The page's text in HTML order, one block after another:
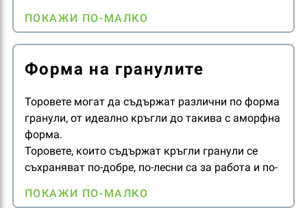
почвата, но е директно достъпен за растенията.
в) Амиден (CH4N2O): Трябва да се превърне в
да стане достъпен за растенията.
NH3.
ПОКАЖИ ПО-МАЛКО
Форма на гранулите
Торовете могат да съдържат различни по форма
гранули, от идеално кръгли до такива с аморфна
форма.
Торовете, които съдържат кръгли гранули се
съхраняват по-добре, по-лесни са за работа и по-
транспортиране.
ПОКАЖИ ПО-МАЛКО